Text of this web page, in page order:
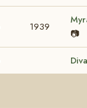
1939
📷